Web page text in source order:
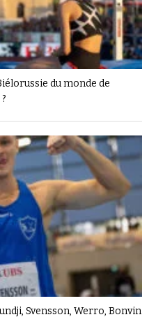
du monde de
Svensson, Werro, Bonvin